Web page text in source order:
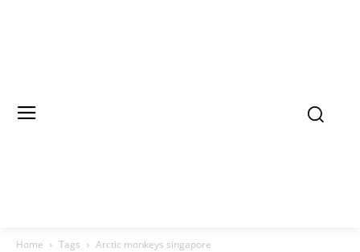
Home Tags Arctic monkeys singapore